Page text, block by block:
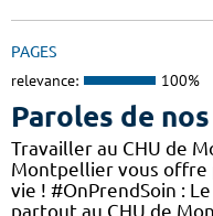
PAGES
relevance: 100%
Paroles de
Travailler au CHU de
Montpellier vous offre
vie ! #OnPrendSoin :
partout au CHU de